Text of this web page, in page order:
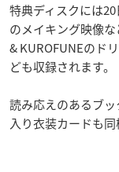
特典ディスクには
のメイキング映像
& KUROFUNEのド
ども収録されます。
読み応えのあるブ
入り衣装カードも同